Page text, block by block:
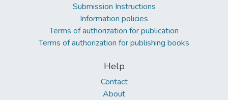
Submission Instructions
Information policies
Terms of authorization for publication
Terms of authorization for publishing books
Help
Contact
About